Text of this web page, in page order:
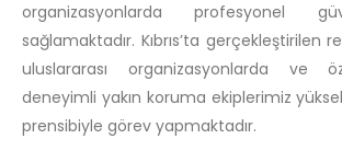
organizasyonlarda profesyonel
sağlamaktadır. Kıbrıs’ta gerçekleştirilen
uluslararası organizasyonlarda ve
deneyimli yakın koruma ekiplerimiz
prensibiyle görev yapmaktadır.